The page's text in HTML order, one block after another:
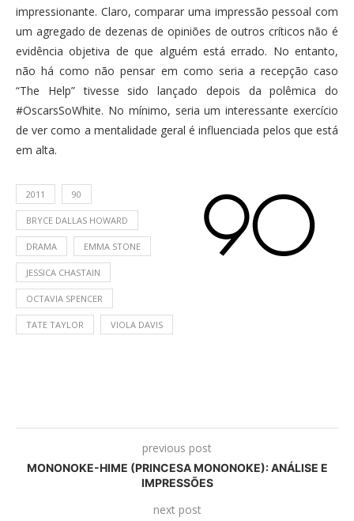
impressionante. Claro, comparar uma impressão pessoal com
um agregado de dezenas de opiniões de outros críticos não é
evidência objetiva de que alguém está errado. No entanto,
não há como não pensar em como seria a recepção caso
“The Help” tivesse sido lançado depois da polêmica do
#OscarsSoWhite. No mínimo, seria um interessante exercício
de ver como a mentalidade geral é influenciada pelos que está
em alta.
2011 90
BRYCE DALLAS HOWARD
DRAMA EMMA STONE
JESSICA CHASTAIN
OCTAVIA SPENCER
TATE TAYLOR VIOLA DAVIS
previous post
MONONOKE-HIME (PRINCESA MONONOKE): ANÁLISE E
IMPRESSÕES
next post